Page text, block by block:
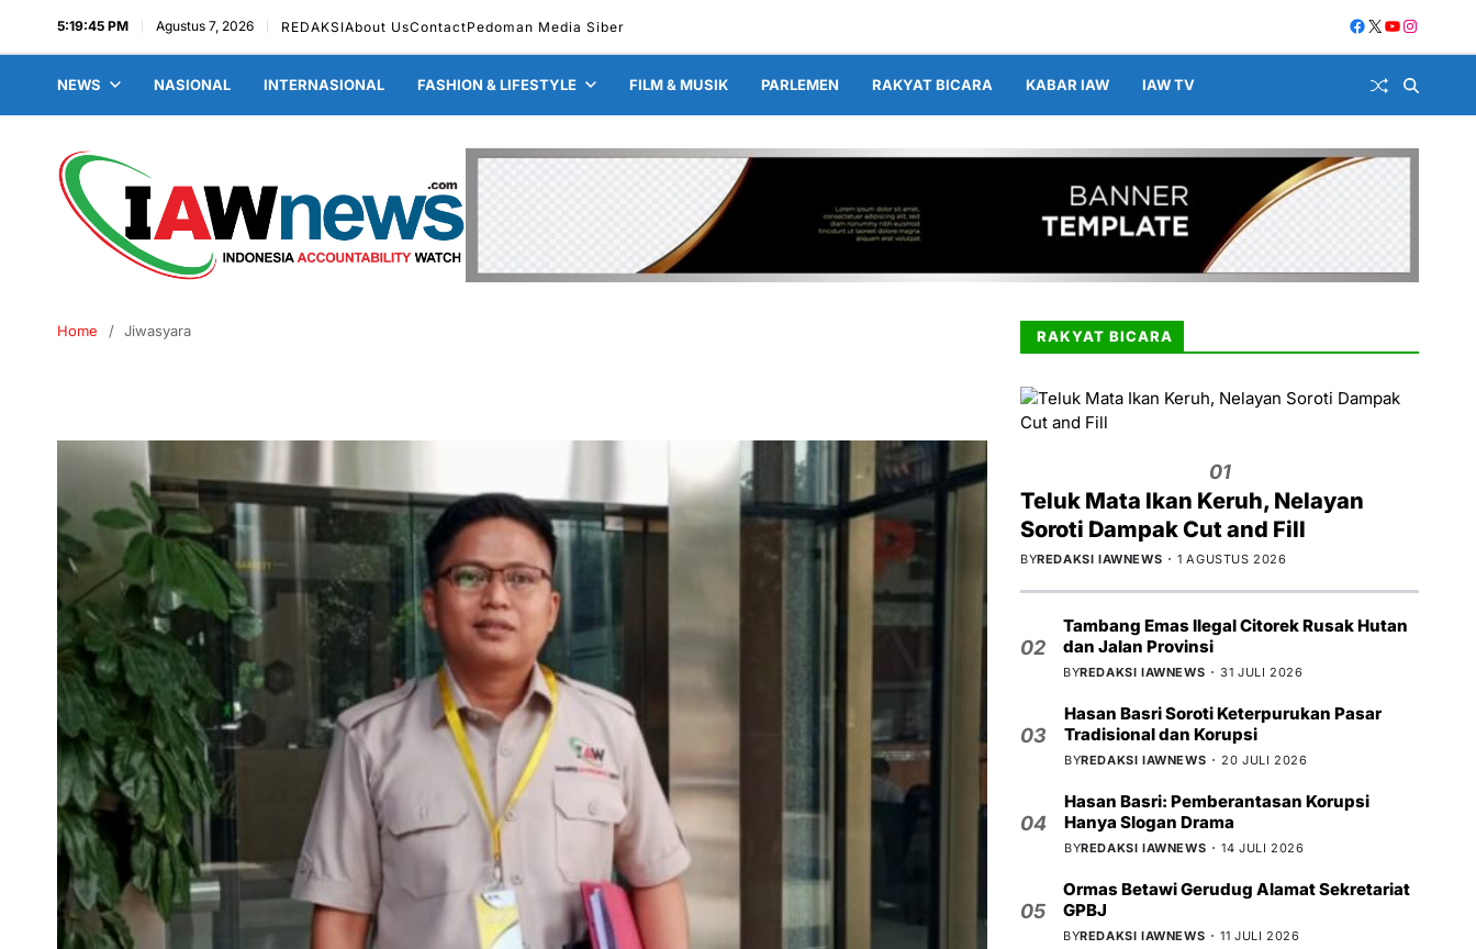
5:19:46 PM Agustus 7, 2026 REDAKSIAbout UsContactPedoman Media Siber
NEWS NASIONAL INTERNASIONAL FASHION & LIFESTYLE FILM & MUSIK PARLEMEN RAKYAT BICARA KABAR IAW IAW TV
Home Jiwasyara RAKYAT BICARA
01
Teluk Mata Ikan Keruh, Nelayan
Soroti Dampak Cut and Fill
BYREDAKSI IAWNEWS 1 AGUSTUS 2026
02
Tambang Emas Ilegal Citorek Rusak Hutan
dan Jalan Provinsi
BYREDAKSI IAWNEWS 31 JULI 2026
03
Hasan Basri Soroti Keterpurukan Pasar
Tradisional dan Korupsi
BYREDAKSI IAWNEWS 20 JULI 2026
04
Hasan Basri: Pemberantasan Korupsi
Hanya Slogan Drama
BYREDAKSI IAWNEWS 14 JULI 2026
05
Ormas Betawi Gerudug Alamat Sekretariat
GPBJ
BYREDAKSI IAWNEWS 11 JULI 2026